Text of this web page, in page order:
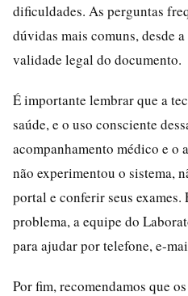
dificuldades. As perguntas
dúvidas mais comuns, desde
validade legal do documento.
É importante lembrar que a
saúde, e o uso consciente
acompanhamento médico e o
não experimentou o sistema,
portal e conferir seus exames.
problema, a equipe do
para ajudar por telefone, e-
Por fim, recomendamos que